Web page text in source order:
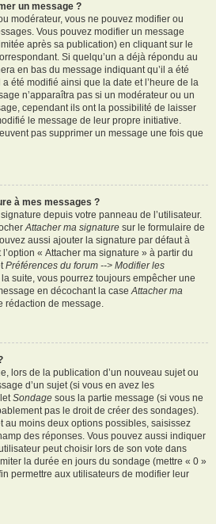
un message ?
modérateur, vous ne pouvez modifier ou
Vous pouvez modifier un message
après sa publication) en cliquant sur le
Si quelqu’un a déjà répondu au
en bas du message indiquant qu’il a été
été modifié ainsi que la date et l’heure de la
n’apparaîtra pas si un modérateur ou un
cependant ils ont la possibilité de laisser
le message de leur propre initiative.
pas supprimer un message une fois que
à mes messages ?
depuis votre panneau de l’utilisateur.
Attacher ma signature sur le formulaire de
aussi ajouter la signature par défaut à
« Attacher ma signature » à partir du
Préférences du forum --> Modifier les
la suite, vous pourrez toujours empêcher une
en décochant la caseAttacher ma
rédaction de message.
lors de la publication d’un nouveau sujet ou
d’un sujet (si vous en avez les
Sondage sous la partie message (si vous ne
pas le droit de créer des sondages).
au moins deux options possibles, saisissez
des réponses. Vous pouvez aussi indiquer
peut choisir lors de son vote dans
la durée en jours du sondage (mettre « 0 »
permettre aux utilisateurs de modifier leur